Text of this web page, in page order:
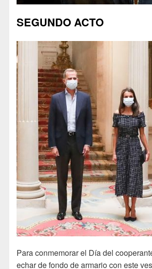
SEGUNDO ACTO
Para conmemorar el Día del
echar de fondo de armario con este